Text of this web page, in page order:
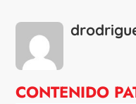
CONTENIDO